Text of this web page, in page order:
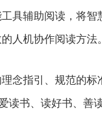
具辅助阅读，将
人机协作阅读方法。
指引、规范的标
读书、读好书、善